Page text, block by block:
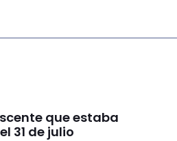
que estaba
31 de julio